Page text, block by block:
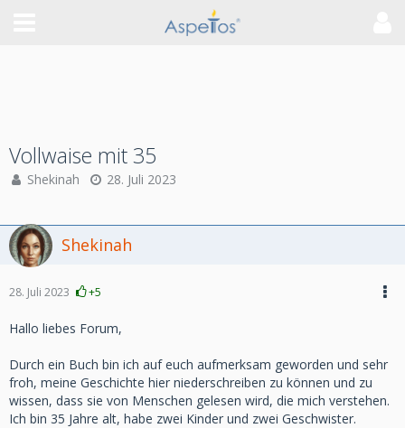
Vollwaise mit 35
Shekinah 28. Juli 2023
Shekinah
28. Juli 2023 +5
Hallo liebes Forum,
Durch ein Buch bin ich auf euch aufmerksam geworden und sehr
froh, meine Geschichte hier niederschreiben zu können und zu
wissen, dass sie von Menschen gelesen wird, die mich verstehen.
Ich bin 35 Jahre alt, habe zwei Kinder und zwei Geschwister.